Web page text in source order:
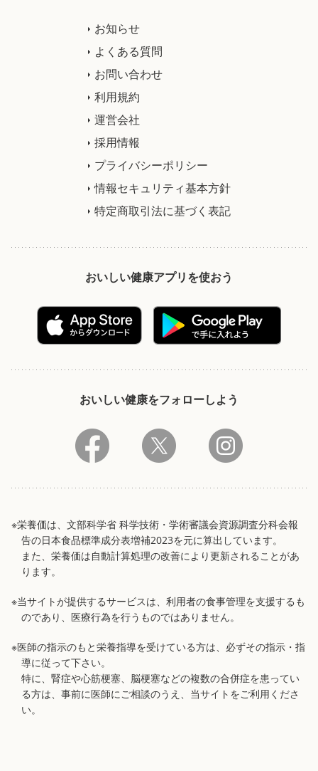
お知らせ
よくある質問
お問い合わせ
利用規約
運営会社
採用情報
プライバシーポリシー
情報セキュリティ基本方針
特定商取引法に基づく表記
おいしい健康アプリを使おう
おいしい健康をフォローしよう
※栄養価は、文部科学省 科学技術・学術審議会資源調査分科会報
告の日本食品標準成分表増補2023を元に算出しています。
また、栄養価は自動計算処理の改善により更新されることがあ
ります。
※当サイトが提供するサービスは、利用者の食事管理を支援するも
のであり、医療行為を行うものではありません。
※医師の指示のもと栄養指導を受けている方は、必ずその指示・指
導に従って下さい。
特に、腎症や心筋梗塞、脳梗塞などの複数の合併症を患ってい
る方は、事前に医師にご相談のうえ、当サイトをご利用くださ
い。